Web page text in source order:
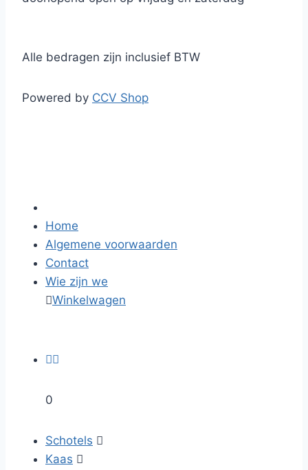
Alle bedragen zijn inclusief BTW
Powered by CCV Shop
Home
Algemene voorwaarden
Contact
Wie zijn we
Winkelwagen

0
Schotels 
Kaas 